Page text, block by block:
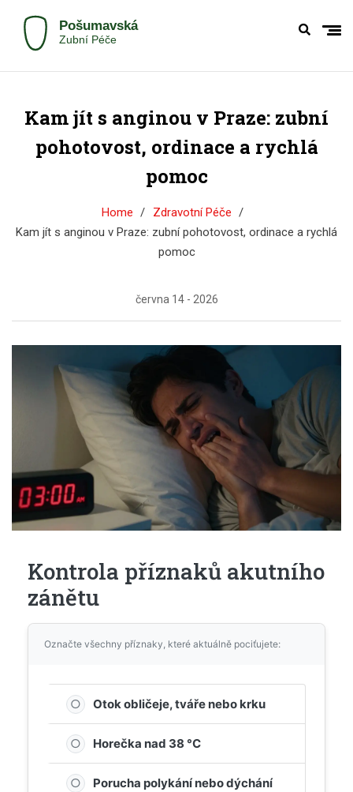
Kam jít s anginou v Praze: zubní
pohotovost, ordinace a rychlá
pomoc
Home
Zdravotní Péče
Kam jít s anginou v Praze: zubní pohotovost, ordinace a rychlá
pomoc
června 14 - 2026
Kontrola příznaků akutního
zánětu
Označte všechny příznaky, které aktuálně pociťujete:
○ Otok obličeje, tváře nebo krku
○ Horečka nad 38 °C
○ Porucha polykání nebo dýchání